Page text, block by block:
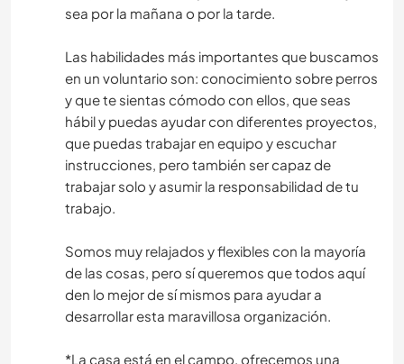
sea por la mañana o por la tarde.
Las habilidades más importantes que buscamos
en un voluntario son: conocimiento sobre perros
y que te sientas cómodo con ellos, que seas
hábil y puedas ayudar con diferentes proyectos,
que puedas trabajar en equipo y escuchar
instrucciones, pero también ser capaz de
trabajar solo y asumir la responsabilidad de tu
trabajo.
Somos muy relajados y flexibles con la mayoría
de las cosas, pero sí queremos que todos aquí
den lo mejor de sí mismos para ayudar a
desarrollar esta maravillosa organización.
*La casa está en el campo, ofrecemos una